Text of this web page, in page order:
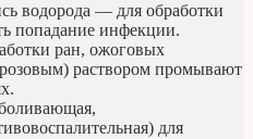
водорода — для обработки
попадание инфекции.
ран, ожоговых
раствором промывают
для